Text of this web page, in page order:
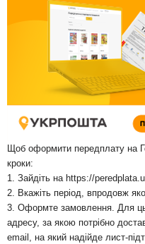
Щоб оформити передплату на
кроки:
1. Зайдіть на https://
2. Вкажіть період, впродовж
3. Оформте замовлення. Для
адресу, за якою потрібно
email, на який надійде лист-